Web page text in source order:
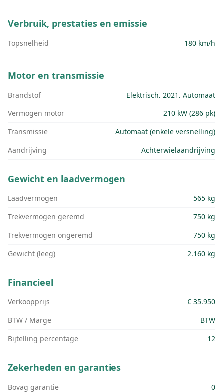
Verbruik, prestaties en emissie
Topsnelheid 180 km/h
Motor en transmissie
Brandstof
Elektrisch, 2021, Automaat
Vermogen motor
210 kW (286 pk)
Transmissie
Automaat (enkele versnelling)
Aandrijving
Achterwielaandrijving
Gewicht en laadvermogen
Laadvermogen
565 kg
Trekvermogen geremd
750 kg
Trekvermogen ongeremd
750 kg
Gewicht (leeg)
2.160 kg
Financieel
Verkoopprijs
€ 35.950
BTW / Marge
BTW
Bijtelling percentage
12
Zekerheden en garanties
Bovag garantie
0